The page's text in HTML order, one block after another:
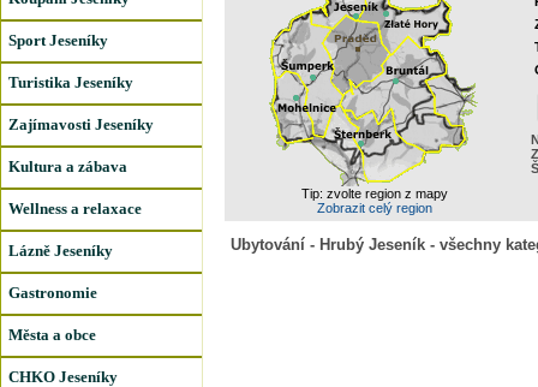
Sport Jeseníky
Turistika Jeseníky
Zajímavosti Jeseníky
Kultura a zábava
Wellness a relaxace
Lázně Jeseníky
Gastronomie
Města a obce
CHKO Jeseníky
Tip: zvolte region z mapy
Zobrazit celý region
Ubytování - Hrubý Jeseník - všechny